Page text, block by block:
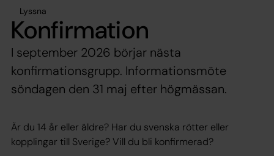
Lyssna
Konfirmation
I september 2026 börjar nästa
konfirmationsgrupp. Informationsmöte
söndagen den 31 maj efter högmässan.
Är du 14 år eller äldre? Har du svenska rötter eller
kopplingar till Sverige? Vill du bli konfirmerad?